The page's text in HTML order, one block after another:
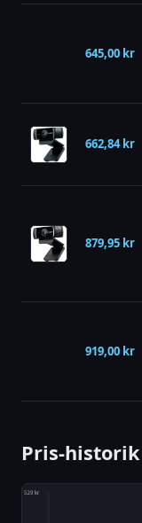
645,00 kr
662,84 kr
879,95 kr
919,00 kr
Pris-